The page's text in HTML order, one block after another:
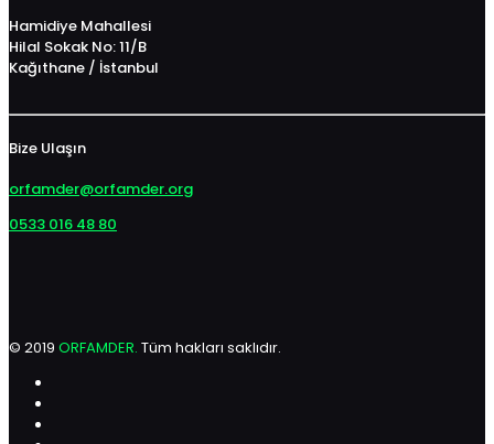
Hamidiye Mahallesi
Hilal Sokak No: 11/B
Kağıthane / İstanbul
Bize Ulaşın
orfamder@orfamder.org
0533 016 48 80
© 2019 ORFAMDER. Tüm hakları saklıdır.